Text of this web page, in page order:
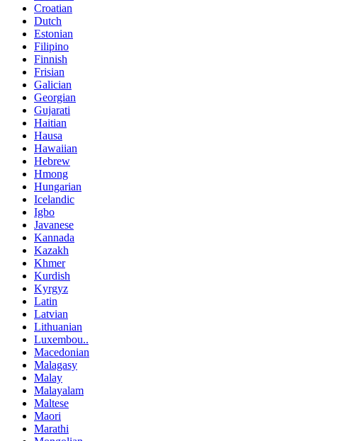
Croatian
Dutch
Estonian
Filipino
Finnish
Frisian
Galician
Georgian
Gujarati
Haitian
Hausa
Hawaiian
Hebrew
Hmong
Hungarian
Icelandic
Igbo
Javanese
Kannada
Kazakh
Khmer
Kurdish
Kyrgyz
Latin
Latvian
Lithuanian
Luxembou..
Macedonian
Malagasy
Malay
Malayalam
Maltese
Maori
Marathi